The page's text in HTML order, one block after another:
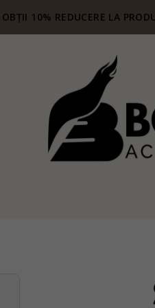
10% REDUCERE LA